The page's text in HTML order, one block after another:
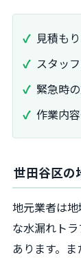
見積も
スタッ
緊急時
作業内
世田谷区の
地元業者は
な水漏れト
あります。